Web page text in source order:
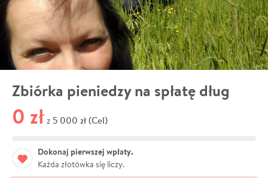
Zbiórka pieniedzy na spłatę dług
0 zł z 5 000 zł (Cel)
Dokonaj pierwszej wpłaty.
Każda złotówka się liczy.